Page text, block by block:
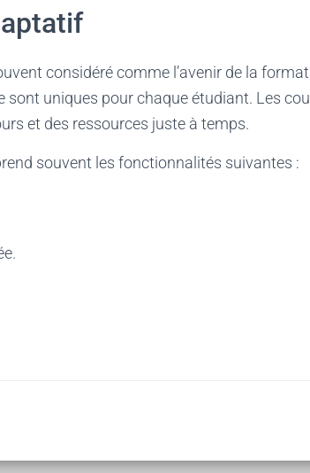
considéré comme l’avenir de la
sont uniques pour chaque étudiant. Les
et des ressources juste à temps.
souvent les fonctionnalités suivantes :